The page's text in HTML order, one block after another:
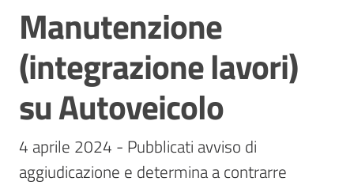
Stazioni
appaltanti
Contatti
Salta al contenuto
Manutenzione
(integrazione lavori)
su Autoveicolo
4 aprile 2024 - Pubblicati avviso di
aggiudicazione e determina a contrarre